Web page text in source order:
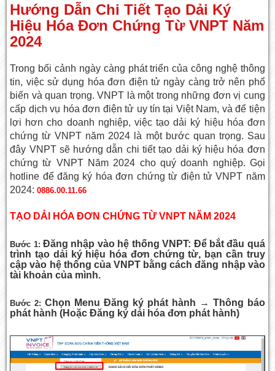
Hướng Dẫn Chi Tiết Tạo Dải Ký
Hiệu Hóa Đơn Chứng Từ VNPT Năm
2024
Trong bối cảnh ngày càng phát triển của công nghệ thông
tin, việc sử dụng hóa đơn điện tử ngày càng trở nên phổ
biến và quan trọng. VNPT là một trong những đơn vị cung
cấp dịch vụ hóa đơn điện tử uy tín tại Việt Nam, và để tiện
lợi hơn cho doanh nghiệp, việc tạo dải ký hiệu hóa đơn
chứng từ VNPT năm 2024 là một bước quan trọng. Sau
đây VNPT sẽ hướng dẫn chi tiết tạo dải ký hiệu hóa đơn
chứng từ VNPT Năm 2024 cho quý doanh nghiệp. Gọi
hotline để đăng ký hóa đơn chứng từ điện tử VNPT năm
2024:0886.00.11.66
TẠO DẢI HÓA ĐƠN CHỨNG TỪ VNPT NĂM 2024
Bước 1: Đăng nhập vào hệ thống VNPT: Để bắt đầu quá
trình tạo dải ký hiệu hóa đơn chứng từ, bạn cần truy
cập vào hệ thống của VNPT bằng cách đăng nhập vào
tài khoản của mình.
Bước 2: Chọn Menu Đăng ký phát hành → Thông báo
phát hành (Hoặc Đăng ký dải hóa đơn phát hành)